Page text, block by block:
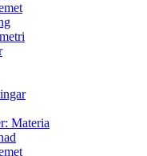
Materia